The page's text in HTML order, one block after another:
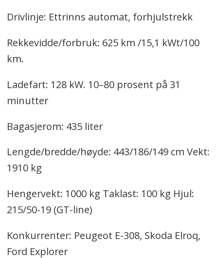
Drivlinje: Ettrinns automat, forhjulstrekk
Rekkevidde/forbruk: 625 km /15,1 kWt/100
km.
Ladefart: 128 kW. 10–80 prosent på 31
minutter
Bagasjerom: 435 liter
Lengde/bredde/høyde: 443/186/149 cm Vekt:
1910 kg
Hengervekt: 1000 kg Taklast: 100 kg Hjul:
215/50-19 (GT-line)
Konkurrenter: Peugeot E-308, Skoda Elroq,
Ford Explorer